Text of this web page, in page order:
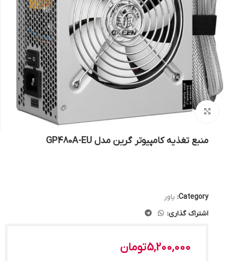
بزرگنمایی تصویر
منبع تغذیه کامپیوتر گرین مدل GP480A-EU
Category: پاور
اشتراک گذاری:
5,200,000تومان